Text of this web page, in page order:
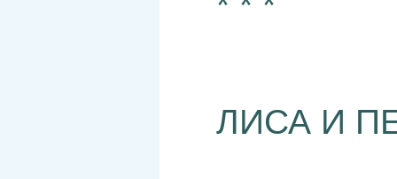
ЛИСА И